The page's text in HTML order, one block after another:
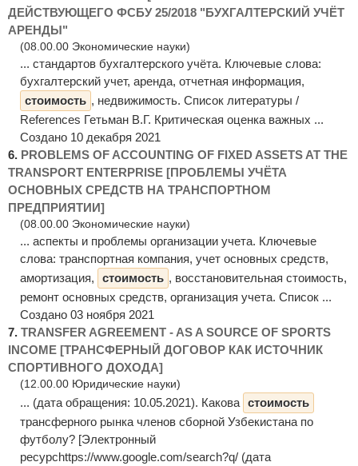
ДЕЙСТВУЮЩЕГО ФСБУ 25/2018 "БУХГАЛТЕРСКИЙ УЧЁТ
АРЕНДЫ"
(08.00.00 Экономические науки)
... стандартов бухгалтерского учёта. Ключевые слова:
бухгалтерский учет, аренда, отчетная информация,
стоимость , недвижимость. Список литературы /
References Гетьман В.Г. Критическая оценка важных ...
Создано 10 декабря 2021
6. PROBLEMS OF ACCOUNTING OF FIXED ASSETS AT THE
TRANSPORT ENTERPRISE [ПРОБЛЕМЫ УЧЁТА
ОСНОВНЫХ СРЕДСТВ НА ТРАНСПОРТНОМ
ПРЕДПРИЯТИИ]
(08.00.00 Экономические науки)
... аспекты и проблемы организации учета. Ключевые
слова: транспортная компания, учет основных средств,
амортизация,
стоимость , восстановительная стоимость,
ремонт основных средств, организация учета. Список ...
Создано 03 ноября 2021
7. TRANSFER AGREEMENT - AS A SOURCE OF SPORTS
INCOME [ТРАНСФЕРНЫЙ ДОГОВОР КАК ИСТОЧНИК
СПОРТИВНОГО ДОХОДА]
(12.00.00 Юридические науки)
... (дата обращения: 10.05.2021). Какова стоимость
трансферного рынка членов сборной Узбекистана по
футболу? [Электронный
ресурсhttps://www.google.com/search?q/ (дата